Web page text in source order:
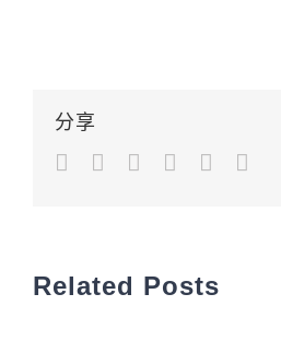
分享
FacebookTwitterLinkedInGoogle+Pinterest
Related Posts